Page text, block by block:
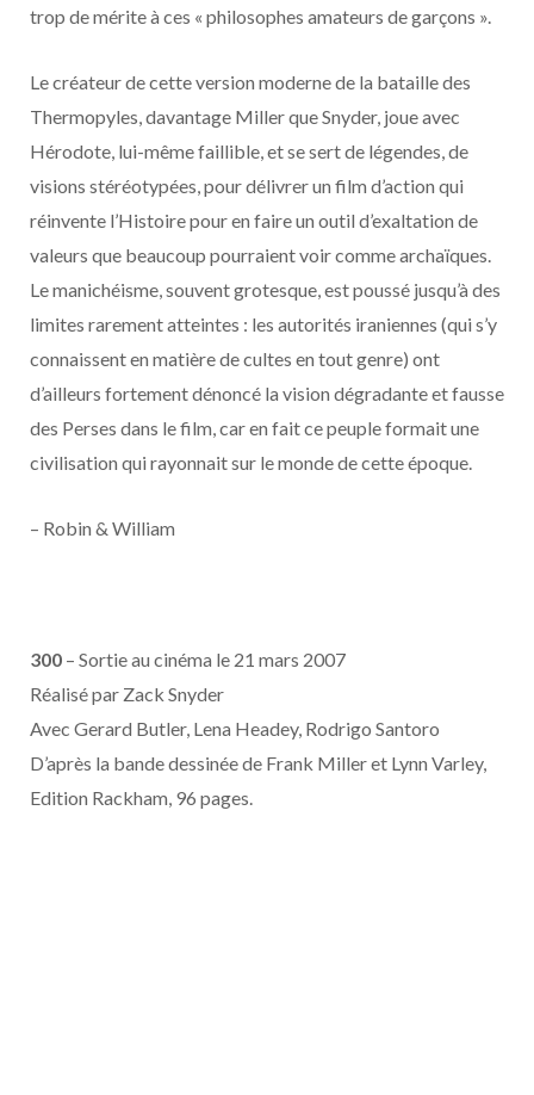
trop de mérite à ces « philosophes amateurs de garçons ».
Le créateur de cette version moderne de la bataille des
Thermopyles, davantage Miller que Snyder, joue avec
Hérodote, lui-même faillible, et se sert de légendes, de
visions stéréotypées, pour délivrer un film d’action qui
réinvente l’Histoire pour en faire un outil d’exaltation de
valeurs que beaucoup pourraient voir comme archaïques.
Le manichéisme, souvent grotesque, est poussé jusqu’à des
limites rarement atteintes : les autorités iraniennes (qui s’y
connaissent en matière de cultes en tout genre) ont
d’ailleurs fortement dénoncé la vision dégradante et fausse
des Perses dans le film, car en fait ce peuple formait une
civilisation qui rayonnait sur le monde de cette époque.
– Robin & William
300 – Sortie au cinéma le 21 mars 2007
Réalisé par Zack Snyder
Avec Gerard Butler, Lena Headey, Rodrigo Santoro
D’après la bande dessinée de Frank Miller et Lynn Varley,
Edition Rackham, 96 pages.